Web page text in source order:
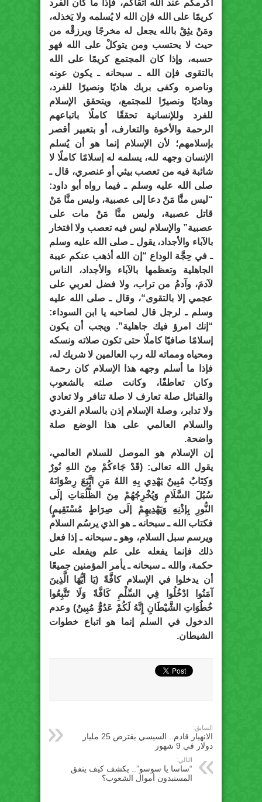
أكرمكم عند الله أتقاكم، فإذا ما كان الفرد
كريمًا على الله فإن الله لا يُسلمه ولا يَخذله،
ومَنْ يثِقْ بالله يجعل له مخرجًا ويرزقْه من
حيث لا يحتسب ومن يتوكلْ على الله فهو
حسبه، وإذا كان المجتمع كريمًا على الله
بالتقوى فإن الله ـ سبحانه ـ يكون عونه
وناصره وكفى بربك هاديًا ونصيرًا للفرد،
وهاديًا ونصيرًا للمجتمع، ويتحقق الإسلام
للفرد وللإنسانية تحققًا كاملًا باتباعهم
الرحمة والأخوة والتعارف، أو بتعبير أقصر
بإسلامهم؛ لأن الإسلام إنما هو أن يُسلم
الإنسان وجهه لله، يسلمه له إسلامًا كاملًا لا
شائبة فيه من تعصب بيئي أو عنصري، قال ـ
صلى الله عليه وسلم ـ فيما رواه أبو داود:
“ليس منَّا مَنْ دعا إلى عصبية، وليس منَّا مَنْ
قاتل عصبية، وليس منَّا مَنْ مات على
عصبية” والإسلام ليس فيه تعصب ولا افتخار
بالآباء والأجداد، يقول ـ صلى الله عليه وسلم
ـ في حِجَّة الوداع “إن الله أذهب عنكم عيبة
الجاهلية وتعظمها بالآباء والأجداد، الناس
لآدمَ، وآدمُ من تراب، ولا فضل لعربي على
عجمي إلا بالتقوى“، وقال ـ صلى الله عليه
وسلم ـ لرجل قال لصاحبه يا ابن السوداء:
“إنك امرؤ فيك جاهلية”. ويجب أن يكون
إسلامًا صافيًا كاملًا حتى تكون صلاته ونسكه
ومحياه ومماته لله رب العالمين لا شريك له،
فإذا ما أسلم وجهه هذا الإسلام كان رحمة
وكان تعاطفًا، وكانت صلته بالشعوب
والقبائل صلة تعارف لا صلة تنافر ولا تعادي
ولا تدابر، وصلة الإسلام إذن بالسلام الفردي
والسلام العالمي على هذا الوضع صلة
واضحة.
إن الإسلام هو الموصل للسلام العالمي،
يقول الله تعالى: (قَدْ جَاءكُمْ مِنَ اللهِ نُورٌ
وَكِتَابٌ مُبِينٌ يَهْدِي بِهِ اللهُ مَنِ اتَّبَعَ رِضْوَانَهُ
سُبُلَ السَّلَامِ وَيُخْرِجُهُمْ مِنَ الظُّلُمَاتِ إلَى
النُّورِ بِإذْنِهِ وَيَهْدِيهِمْ إلَى صِرَاطٍ مُسْتَقِيمٍ)
فكتاب الله ـ سبحانه ـ هو الذي يرسُم السلام
ويرسم سبل السلام، وهو ـ سبحانه ـ إذا فعل
ذلك فإنما يفعله على علم ويفعله على
حكمة، والله ـ سبحانه ـ يأمر المؤمنين جميعًا
أن يدخلوا في الإسلام كافَّةً (يَا أيُّهَا الَّذِينَ
آمَنُوا ادْخُلُوا فِي السِّلْمِ كَافَّةً وَلَا تَتَّبِعُوا
خُطُوَاتِ الشَّيْطَانِ إِنَّهُ لَكُمْ عَدُوٌّ مُبِينٌ) وعدم
الدخول في السلم إنما هو اتباع خطوات
الشيطان.
السابق:
الانهيار قادم.. السيسي يقترض 25 مليار
دولار في 9 شهور
التالي:
“ساسا يا سوسو”.. يكشف كيف ينفق
المستبدون أموال الشعوب؟